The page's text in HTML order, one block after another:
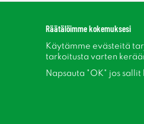
Räätälöimme kokemuksesi
Käytämme evästeitä
tarkoitusta varten
Napsauta "OK" jos